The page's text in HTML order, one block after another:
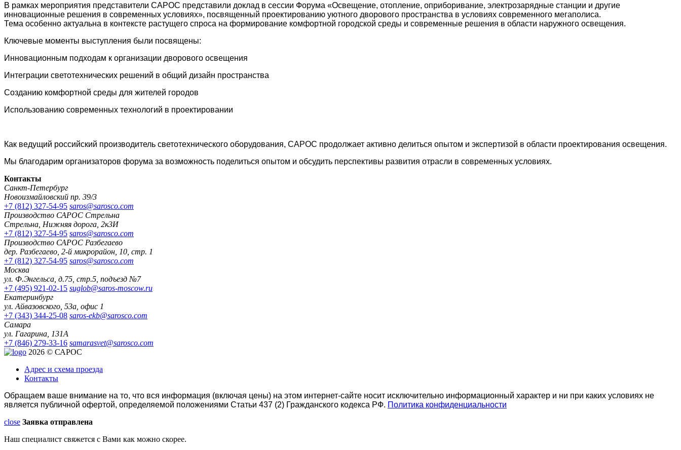
В рамках мероприятия представители САРОС представили доклад в сессии Форума «Освещение, отопление, оприборивание, электрозарядные станции и другие
инновационные решения в современных условиях», посвященный проектированию уютного дворового пространства в условиях современного мегаполиса.
Тема особенно актуальна в контексте растущего спроса на формирование комфортной городской среды и современные решения в области наружного освещения.
Ключевые моменты выступления были посвящены:
Инновационным подходам к организации дворового освещения
Интеграции светотехнических решений в общий дизайн пространства
Созданию комфортной среды для жителей городов
Использованию современных технологий в проектировании
Как ведущий российский производитель светотехнического оборудования, САРОС продолжает активно делиться опытом и экспертизой в области проектирования освещения.
Мы благодарим организаторов форума за возможность поделиться опытом и обсудить перспективы развития отрасли в современных условиях.
Контакты
Санкт-Петербург
Новоизмайловский пр. 39/3
+7 (812) 327-54-95 saros@sarosco.com
Производство САРОС Стрельна
Стрельна, Нижняя дорога, 2к3И
+7 (812) 327-54-95 saros@sarosco.com
Производство САРОС Разбегаево
дер. Разбегаево, 2-й микрорайон, 10, стр. 1
+7 (812) 327-54-95 saros@sarosco.com
Москва
ул. Ф.Энгельса, д.75, стр.5, подъезд №7
+7 (495) 921-02-15 suglob@saros-moscow.ru
Екатеринбург
ул. Айвазовского, 53а, офис 1
+7 (343) 344-25-08 saros-ekb@sarosco.com
Самара
ул. Гагарина, 131А
+7 (846) 279-33-16 samarasvet@sarosco.com
2026 © САРОС
Адрес и схема проезда
Контакты
Обращаем ваше внимание на то, что вся информация (включая цены) на этом интернет-сайте носит исключительно информационный характер и ни при каких условиях не
является публичной офертой, определяемой положениями Статьи 437 (2) Гражданского кодекса РФ. Политика конфиденциальности
close Заявка отправлена
Наш специалист свяжется с Вами как можно скорее.